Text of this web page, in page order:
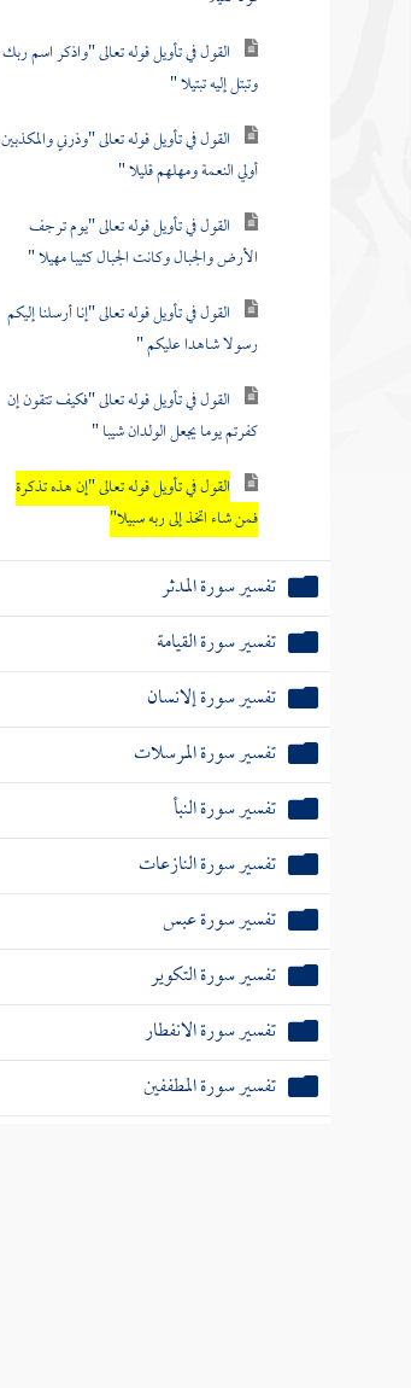
القول في تأويل قوله تعالى "واذكر اسم ربك
وتبتل إليه تبتيلا "
القول في تأويل قوله تعالى "وذرني والمكذبين
أولي النعمة ومهلهم قليلا "
القول في تأويل قوله تعالى "يوم ترجف
الأرض والجبال وكانت الجبال كثيبا مهيلا "
القول في تأويل قوله تعالى "إنا أرسلنا إليكم
رسولا شاهدا عليكم "
القول في تأويل قوله تعالى "فكيف تتقون إن
كفرتم يوما يجعل الولدان شيبا "
القول في تأويل قوله تعالى "إن هذه تذكرة
فمن شاء اتخذ إلى ربه سبيلا"
تفسير سورة المدثر
تفسير سورة القيامة
تفسير سورة إلانسان
تفسير سورة المرسلات
تفسير سورة النبأ
تفسير سورة النازعات
تفسير سورة عبس
تفسير سورة التكوير
تفسير سورة الانفطار
تفسير سورة المطففين